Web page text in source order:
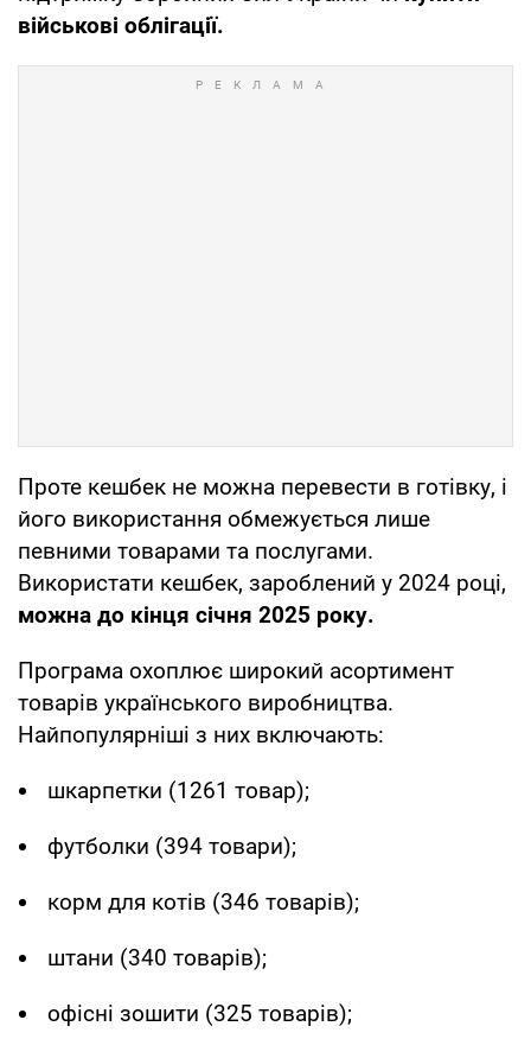
військові облігації.
Проте кешбек не можна перевести в готівку, і
його використання обмежується лише
певними товарами та послугами.
Використати кешбек, зароблений у 2024 році,
можна до кінця січня 2025 року.
Програма охоплює широкий асортимент
товарів українського виробництва.
Найпопулярніші з них включають:
шкарпетки (1261 товар);
футболки (394 товари);
корм для котів (346 товарів);
штани (340 товарів);
офісні зошити (325 товарів);